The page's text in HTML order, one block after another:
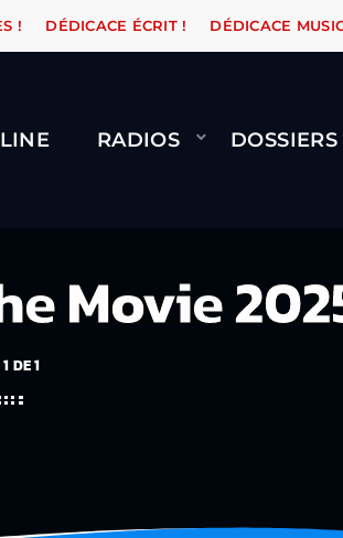
ORANGE ROAD QUI PASSE, ÇA LE FAIT !
! DÉDICACE ÉCRIT ! DÉDICACE
RADIOS DOSSIERS
Movie
DE 1